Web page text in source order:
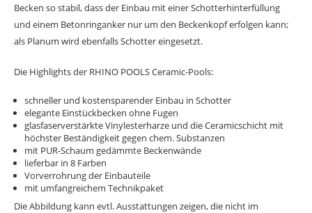
Becken so stabil, dass der Einbau mit einer Schotterhinterfüllung
und einem Betonringanker nur um den Beckenkopf erfolgen kann;
als Planum wird ebenfalls Schotter eingesetzt.
Die Highlights der RHINO POOLS Ceramic-Pools:
schneller und kostensparender Einbau in Schotter
elegante Einstückbecken ohne Fugen
glasfaserverstärkte Vinylesterharze und die Ceramicschicht mit
höchster Beständigkeit gegen chem. Substanzen
mit PUR-Schaum gedämmte Beckenwände
lieferbar in 8 Farben
Vorverrohrung der Einbauteile
mit umfangreichem Technikpaket
Die Abbildung kann evtl. Ausstattungen zeigen, die nicht im